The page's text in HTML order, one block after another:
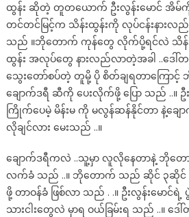
ထွန်း ဆိုတဲ့ တူတယောက် ဦးလွန်းမောင် အိမ်ကို
တင်တင်မြင့်က သိန်းထွန်းကို လုပ်ငန်းနားလ
သည် ။ဘိုတောက် ကုန်တွေ လိုက်ပို့ရင်လဲ သိန်းထွ
ထွန်း အလုပ်တွေ နားလည်လာတဲ့အခါ ..ဒေါ်
သွေးတော်စပ်တဲ့ တူမို့ ပို စိတ်ချရတာကြော
ချောက်ဒရီ ဆီကို ပေးလိုက်ဖို့ ပြော သည် ..။
ကြိုက်ပေမဲ့ မိန်းမ ကို မလွန်ဆန်နိုင်တာ နဲ့ခ
လိုချင်လား မေးသည် ..။
ချောက်ဒရီကလဲ ..သူ့မှာ လူလိုနေတာနဲ့ ဘိုတေ
လက်ခံ သည် ..။ ဘိုတောက် သည် ဆိုင် ၃ဆို
ဖို့ တာဝန်ခံ ဖြစ်လာ သည် . .။ ဦးလွန်းမောင်ရဲ့
သားငါးတွေလဲ မှာရ ဝယ်ခြမ်းရ သည် ..။ ဒ